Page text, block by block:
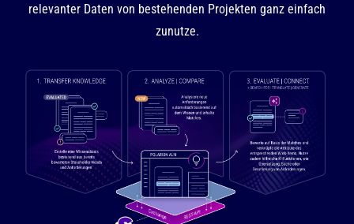
relevanter Daten von bestehenden Projekten ganz einfach
zunutze.